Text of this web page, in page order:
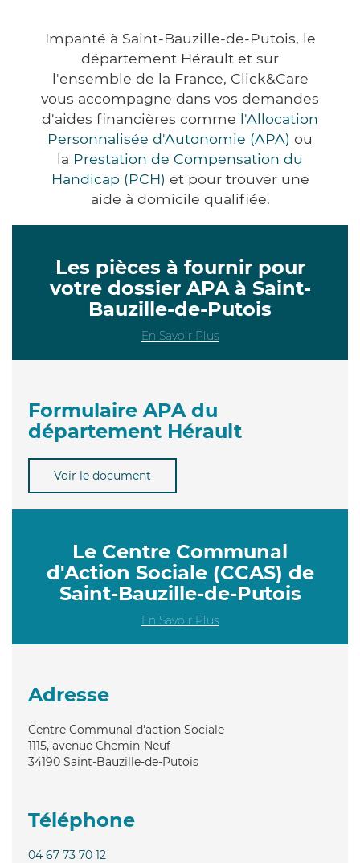
Impanté à Saint-Bauzille-de-Putois, le
département Hérault et sur
l'ensemble de la France, Click&Care
vous accompagne dans vos demandes
d'aides financières comme l'Allocation
Personnalisée d'Autonomie (APA) ou
la Prestation de Compensation du
Handicap (PCH) et pour trouver une
aide à domicile qualifiée.
Les pièces à fournir pour
votre dossier APA à Saint-
Bauzille-de-Putois
En Savoir Plus
Formulaire APA du
département Hérault
Voir le document
Le Centre Communal
d'Action Sociale (CCAS) de
Saint-Bauzille-de-Putois
En Savoir Plus
Adresse
Centre Communal d'action Sociale
1115, avenue Chemin-Neuf
34190 Saint-Bauzille-de-Putois
Téléphone
04 67 73 70 12